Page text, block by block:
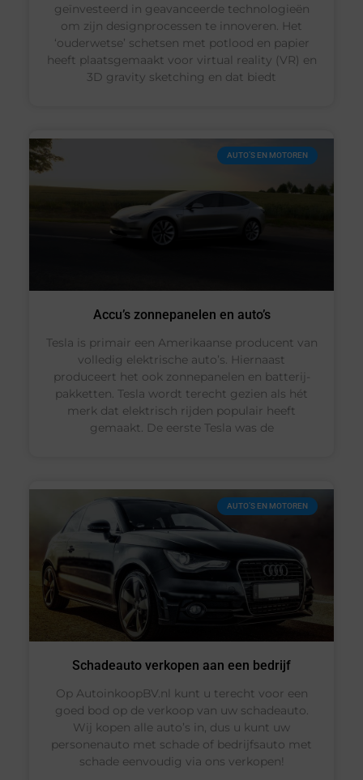
geïnvesteerd in geavanceerde technologieën
om zijn designprocessen te innoveren. Het
‘ouderwetse’ schetsen met potlood en papier
heeft plaatsgemaakt voor virtual reality (VR) en
3D gravity sketching en dat biedt
AUTO’S EN MOTOREN
Accu’s zonnepanelen en auto’s
Tesla is primair een Amerikaanse producent van
volledig elektrische auto’s. Hiernaast
produceert het ook zonnepanelen en batterij-
pakketten. Tesla wordt terecht gezien als hét
merk dat elektrisch rijden populair heeft
gemaakt. De eerste Tesla was de
AUTO’S EN MOTOREN
Schadeauto verkopen aan een bedrijf
Op AutoinkoopBV.nl kunt u terecht voor een
goed bod op de verkoop van uw schadeauto.
Wij kopen alle auto’s in, dus u kunt uw
personenauto met schade of bedrijfsauto met
schade eenvoudig via ons verkopen!